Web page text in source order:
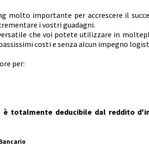
molto importante per accrescere il
i vostri guadagni.
che voi potete utilizzare in
costi e senza alcun impegno
per:
totalmente deducibile dal reddito